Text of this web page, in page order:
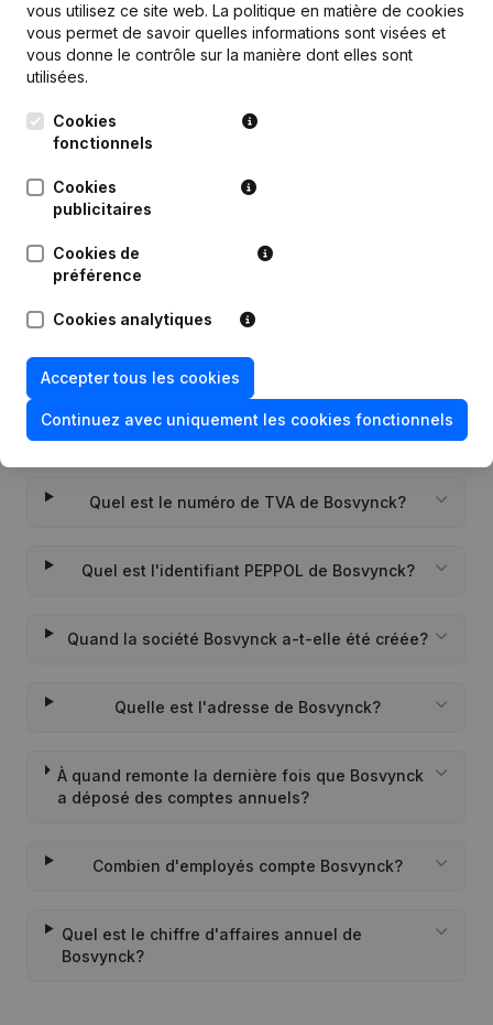
57 181 € 25 659 34 522
Publicationsde Bosvynck
Date
Succursale, etc...)
Questions fréquemment posées
Quel est le numéro de TVA de Bosvynck?
Quel est l'identifiant PEPPOL de Bosvynck?
Quand la société Bosvynck a-t-elle été créée?
Quelle est l'adresse de Bosvynck?
À quand remonte la dernière fois que Bosvynck
a déposé des comptes annuels?
Combien d'employés compte Bosvynck?
Quel est le chiffre d'affaires annuel de
Bosvynck?
vous utilisez ce site web. La politique en matière de cookies
vous permet de savoir quelles informations sont visées et
vous donne le contrôle sur la manière dont elles sont
utilisées.
Cookies
fonctionnels
Cookies
publicitaires
Cookies de
préférence
Cookies analytiques
Accepter tous les cookies
Continuez avec uniquement les cookies fonctionnels